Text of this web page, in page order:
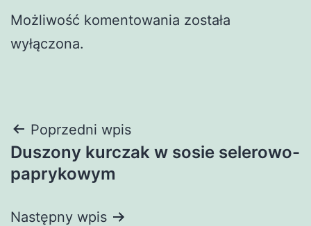
Możliwość komentowania została
wyłączona.
Nawigacja
wpisu
Poprzedni wpis
Duszony kurczak w sosie selerowo-
paprykowym
Następny wpis